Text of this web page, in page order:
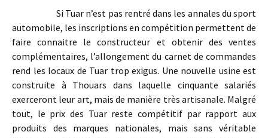
Si Tuar n’est pas rentré dans les annales du sport
automobile, les inscriptions en compétition permettent de
faire connaitre le constructeur et obtenir des ventes
complémentaires, l’allongement du carnet de commandes
rend les locaux de Tuar trop exigus. Une nouvelle usine est
construite à Thouars dans laquelle cinquante salariés
exerceront leur art, mais de manière très artisanale. Malgré
tout, le prix des Tuar reste compétitif par rapport aux
produits des marques nationales, mais sans véritable